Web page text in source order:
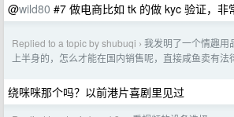
@wild80 #7 做电商比如 tk 的做 kyc 验证，非
Replied to a topic by shubuqi › 我发明了一个情趣用
上半身的，怎么才能在国内销售呢，直接咸鱼卖有法
绕咪咪那个吗？以前港片喜剧里见过